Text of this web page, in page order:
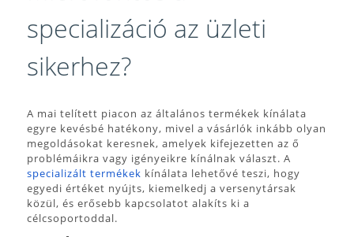
specializáció az üzleti
sikerhez?
A mai telített piacon az általános termékek kínálata
egyre kevésbé hatékony, mivel a vásárlók inkább olyan
megoldásokat keresnek, amelyek kifejezetten az ő
problémáikra vagy igényeikre kínálnak választ. A
specializált termékek kínálata lehetővé teszi, hogy
egyedi értéket nyújts, kiemelkedj a versenytársak
közül, és erősebb kapcsolatot alakíts ki a
célcsoportoddal.